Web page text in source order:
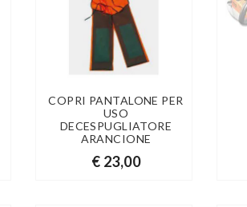
COPRI PANTALONE PER
USO
DECESPUGLIATORE
ARANCIONE
€ 23,00